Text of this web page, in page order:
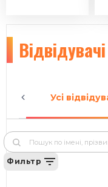
Відвідувачі
Усі
Фильтр